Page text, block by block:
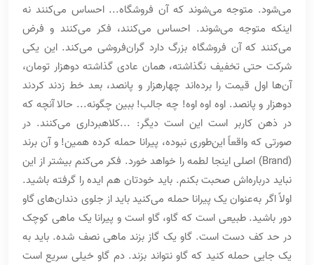
می‌شود. متوجه می‌شوند که آن فروشگاه... احساس می‌کنند نه
اینکه متوجه می‌شوند. احساس می‌کنند، فکر می‌کنند و فرض
می‌کنند که آن فروشگاه بزرگ دارد گران‌فروشی می‌کند. این یکی
شرکت حتی تخفیف نگذاشته، همان عادی گذاشته دوهزار تومان،
آن‌ها اول قیمت را برده‌اند چهارهزار و پانصد، بعد خط زدند کردند
دوهزار و پانصد. اوه اوه اوه! چه جالب! ببین چگونه... حالا آنچه که
در ذهن کاربر است این است دیگر: ...کلاهبرداری می‌کنند‌. در
صورتی که واقعاً این‌طوری نبوده، پیرانا حمله کرده همین! و آن برند
(Brand) اصلی اینجا لطمه را خواهد خورد. فکر می‌کنم بیشتر از این
نباید درباره‌اش صحبت بکنم. باید خودتان هم ایده را گرفته باشید.
اولاً اگر به‌عنوان یک پیرانا حمله می‌کنید باید از جلوی دندان‌های گاو
دور باشید. طبیعی است که گاو، گاو است و پیرانا یک ماهی کوچک
در حد کف دست است. گاو یک گاز بزند ماهی نصف شده. باید به
یک جایی حمله کنید که گاو نتواند بزند. دم گاو خیلی سریع است